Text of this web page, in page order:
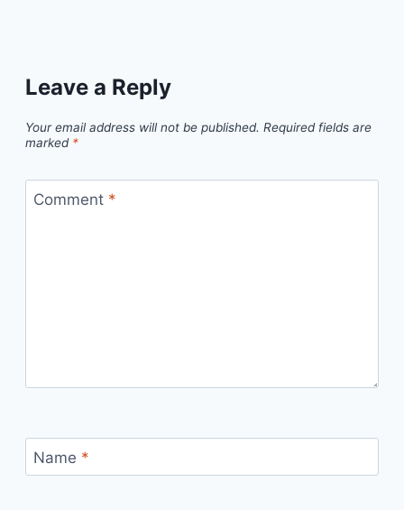
Leave a Reply
Your email address will not be published. Required fields are
marked *
Comment *
Name *